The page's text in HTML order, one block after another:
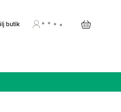
butik